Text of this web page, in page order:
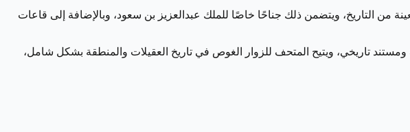
التاريخ، ويتضمن ذلك جناحًا خاصًا للملك عبدالعزيز بن سعود، وبالإضافة إلى قاعات
والروعة من داخل المتحف، حيث يضم مجموعة غنية تتألف من أكثر من 3 آلاف صورة ونحو 1500 وثيقة ومستند تاريخي، ويتيح المتحف للزوار الغوص في تاريخ العقيلات والمنطقة بشكل شامل،